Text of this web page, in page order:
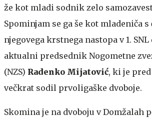
že kot mladi sodnik zelo
Spominjam se ga še kot mladeniča s
njegovega krstnega nastopa v 1.
aktualni predsednik Nogometne
(NZS) Radenko Mijatović, ki je
večkrat sodil prvoligaške dvoboje.
Skomina je na dvoboju v Domžalah